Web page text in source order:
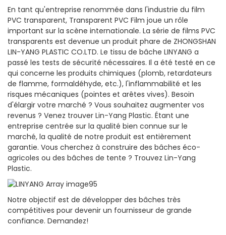
En tant qu'entreprise renommée dans l'industrie du film
PVC transparent, Transparent PVC Film joue un rôle
important sur la scène internationale. La série de films PVC
transparents est devenue un produit phare de ZHONGSHAN
LIN-YANG PLASTIC CO.LTD. Le tissu de bâche LINYANG a
passé les tests de sécurité nécessaires. Il a été testé en ce
qui concerne les produits chimiques (plomb, retardateurs
de flamme, formaldéhyde, etc.), l'inflammabilité et les
risques mécaniques (pointes et arêtes vives). Besoin
d'élargir votre marché ? Vous souhaitez augmenter vos
revenus ? Venez trouver Lin-Yang Plastic. Étant une
entreprise centrée sur la qualité bien connue sur le
marché, la qualité de notre produit est entièrement
garantie. Vous cherchez à construire des bâches éco-
agricoles ou des bâches de tente ? Trouvez Lin-Yang
Plastic.
Notre objectif est de développer des bâches très
compétitives pour devenir un fournisseur de grande
confiance. Demandez!